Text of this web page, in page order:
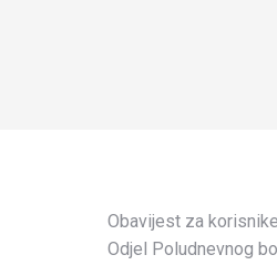
Obavijest za
Odjel Poludnevnog